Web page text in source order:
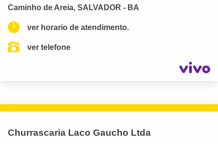
Caminho de Areia, SALVADOR - BA
ver horario de atendimento.
ver telefone
Churrascaria Laco Gaucho Ltda